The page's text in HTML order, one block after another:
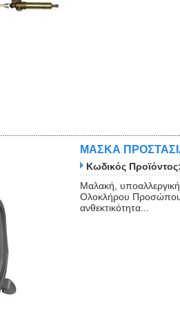
ΜΑΣΚΑ
Κωδικός Προϊόντος:
Μαλακή,
Ολοκλήρου Προσώπου:
ανθεκτικότητα...